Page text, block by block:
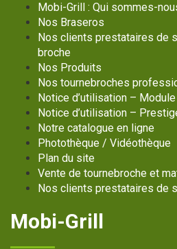
Mobi-Grill : Qui sommes-
Nos Braseros
Nos clients prestataires de
broche
Nos Produits
Nos tournebroches
Notice d’utilisation – Module
Notice d’utilisation –
Notre catalogue en ligne
Photothèque / Vidéothèque
Plan du site
Vente de tournebroche et
Nos clients prestataires de
Mobi-Grill